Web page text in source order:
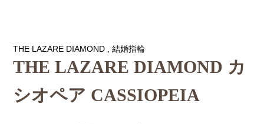
THE LAZARE DIAMOND ,結婚指輪
THE LAZARE DIAMOND カ
シオペア CASSIOPEIA